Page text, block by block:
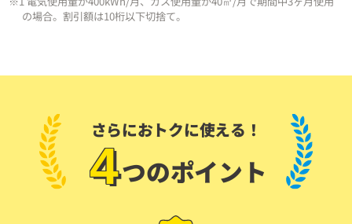
の場合。割引額は10桁以下切捨て。
さらにおトクに使える！
4つのポイント